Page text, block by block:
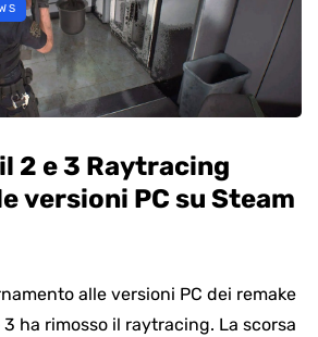
2 e 3 Raytracing
versioni PC su Steam
alle versioni PC dei remake
ha rimosso il raytracing. La scorsa